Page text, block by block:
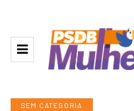
SEM CATEGORIA